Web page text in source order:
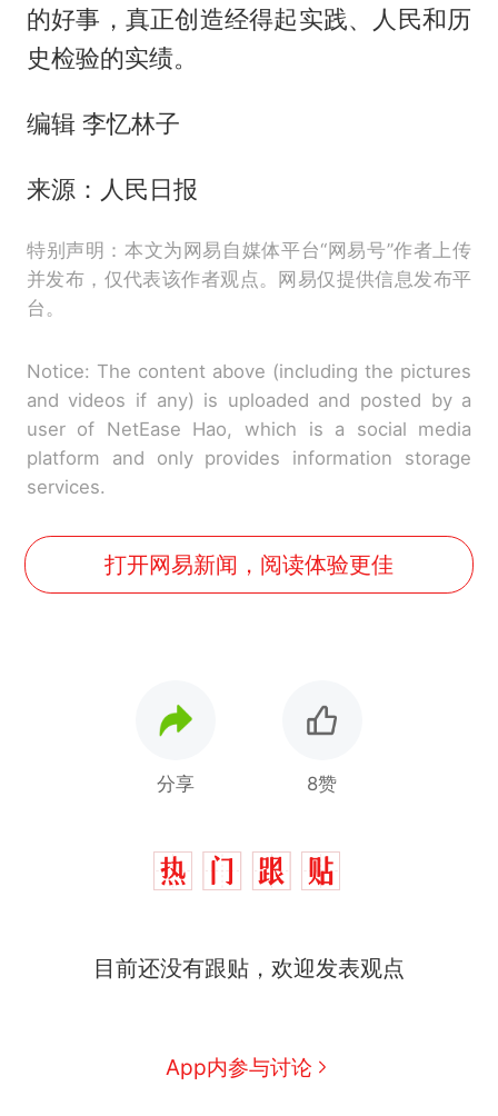
的好事，真正创造经得起实践、人民和历
史检验的实绩。
编辑 李忆林子
来源：人民日报
特别声明：本文为网易自媒体平台“网易号”作者上传
并发布，仅代表该作者观点。网易仅提供信息发布平
台。
Notice: The content above (including the pictures
and videos if any) is uploaded and posted by a
user of NetEase Hao, which is a social media
platform and only provides information storage
services.
打开网易新闻，阅读体验更佳
分享 8赞
目前还没有跟贴，欢迎发表观点
App内参与讨论